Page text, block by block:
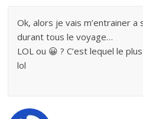
Ok, alors je vais m’entrainer a
durant tous le voyage…
LOL ou 😀 ? C’est lequel le
lol